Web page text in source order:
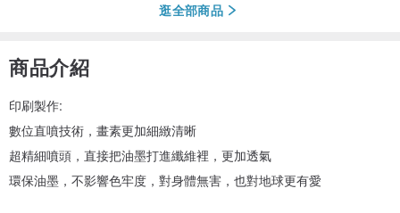
逛全部商品
商品介紹
印刷製作:
數位直噴技術，畫素更加細緻清晰
超精細噴頭，直接把油墨打進纖維裡，更加透氣
環保油墨，不影響色牢度，對身體無害，也對地球更有愛